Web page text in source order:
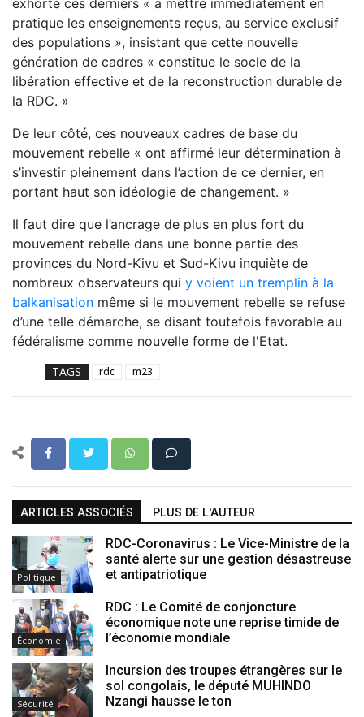
exhorté ces derniers « à mettre immédiatement en
pratique les enseignements reçus, au service exclusif
des populations », insistant que cette nouvelle
génération de cadres « constitue le socle de la
libération effective et de la reconstruction durable de
la RDC. »
De leur côté, ces nouveaux cadres de base du
mouvement rebelle « ont affirmé leur détermination à
s’investir pleinement dans l’action de ce dernier, en
portant haut son idéologie de changement. »
Il faut dire que l’ancrage de plus en plus fort du
mouvement rebelle dans une bonne partie des
provinces du Nord-Kivu et Sud-Kivu inquiète de
nombreux observateurs qui y voient un tremplin à la
balkanisation même si le mouvement rebelle se refuse
d’une telle démarche, se disant toutefois favorable au
fédéralisme comme nouvelle forme de l'Etat.
TAGS rdc m23
ARTICLES ASSOCIÉS PLUS DE L'AUTEUR
Politique
RDC-Coronavirus : Le Vice-Ministre de la
santé alerte sur une gestion désastreuse
et antipatriotique
Économie
RDC : Le Comité de conjoncture
économique note une reprise timide de
l’économie mondiale
Sécurité
Incursion des troupes étrangères sur le
sol congolais, le député MUHINDO
Nzangi hausse le ton